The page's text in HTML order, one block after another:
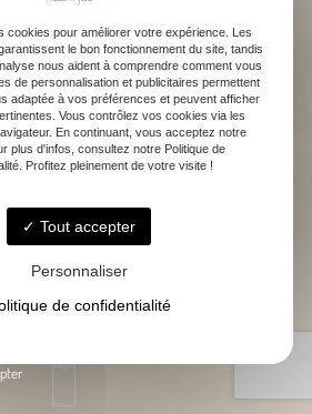
bragot, 31470 Fonsorbes
cookies pour améliorer votre expérience. Les
le bon fonctionnement du site, tandis
nous aident à comprendre comment vous
de personnalisation et publicitaires permettent
adaptée à vos préférences et peuvent afficher
Vous contrôlez vos cookies via les
En continuant, vous acceptez notre
plus d'infos, consultez notre Politique de
Profitez pleinement de votre visite !
Tout accepter
Personnaliser
de confidentialité